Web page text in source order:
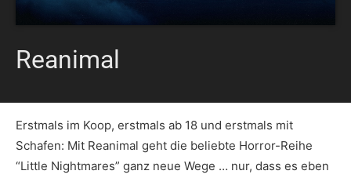
Reanimal
Erstmals im Koop, erstmals ab 18 und erstmals mit
Schafen: Mit Reanimal geht die beliebte Horror-Reihe
“Little Nightmares” ganz neue Wege … nur, dass es eben